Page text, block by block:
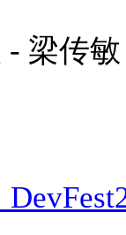
- 梁传敏